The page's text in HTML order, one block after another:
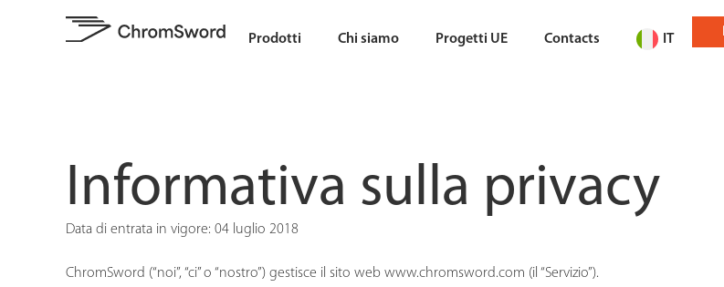
Prodotti Chi siamo Progetti UE Contacts IT
Informativa sulla privacy
Data di entrata in vigore: 04 luglio 2018
ChromSword (“noi”, “ci” o “nostro”) gestisce il sito web www.chromsword.com (il “Servizio”).